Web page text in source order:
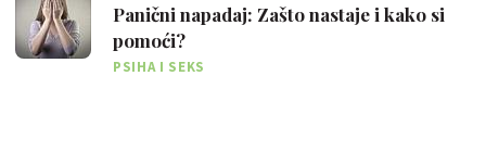
Panični napadaj: Zašto nastaje i kako si
pomoći?
PSIHA I SEKS